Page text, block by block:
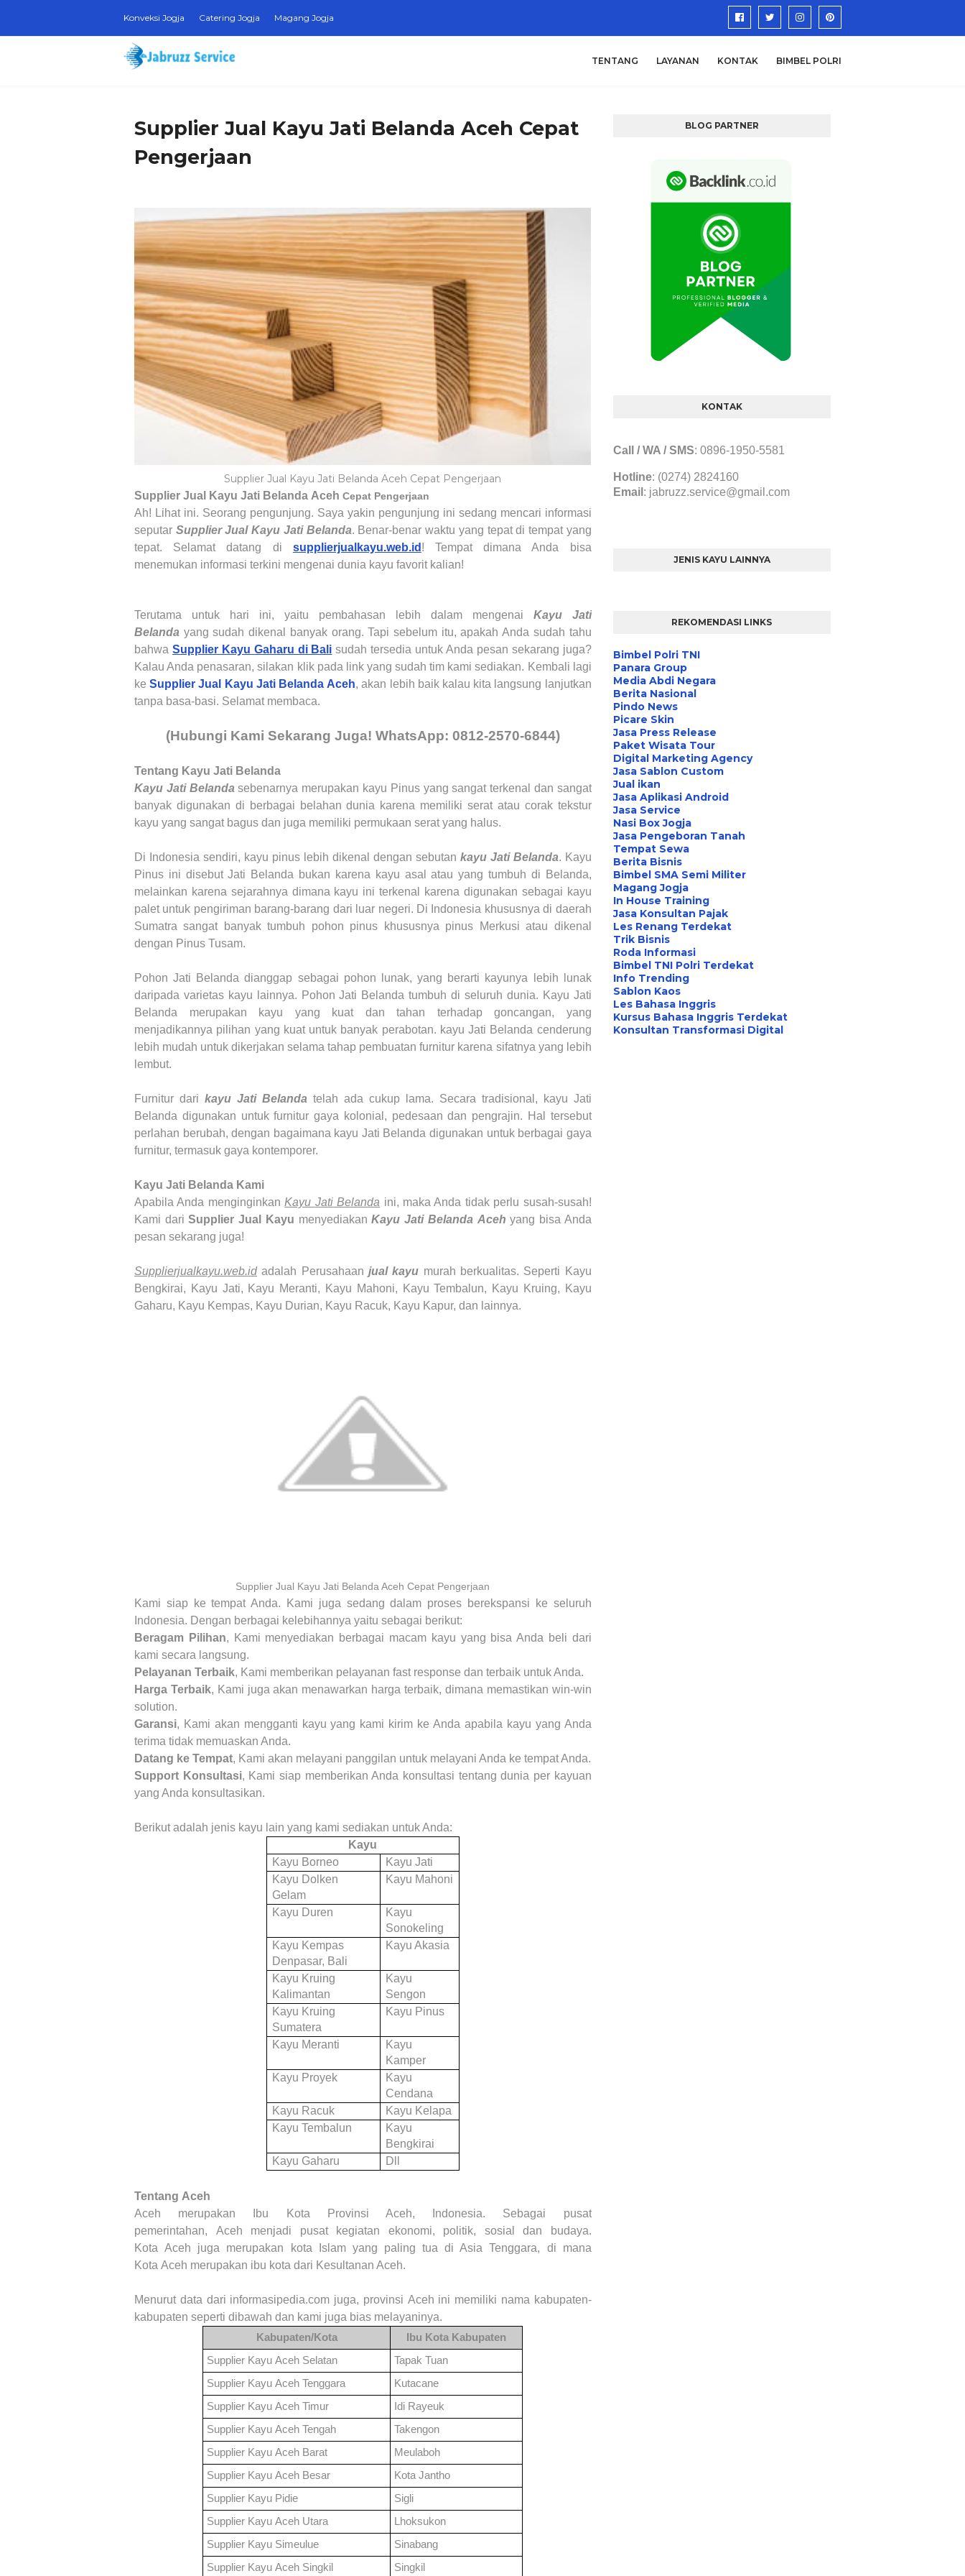
Konveksi Jogja Catering Jogja Magang Jogja
TENTANG LAYANAN KONTAK BIMBEL POLRI
Supplier Jual Kayu Jati Belanda Aceh Cepat
Pengerjaan
Supplier Jual Kayu Jati Belanda Aceh Cepat Pengerjaan
Supplier Jual Kayu Jati Belanda Aceh Cepat Pengerjaan
Ah! Lihat ini. Seorang pengunjung. Saya yakin pengunjung ini sedang mencari informasi
seputar Supplier Jual Kayu Jati Belanda. Benar-benar waktu yang tepat di tempat yang
tepat. Selamat datang di supplierjualkayu.web.id ! Tempat dimana Anda bisa
menemukan informasi terkini mengenai dunia kayu favorit kalian!
Terutama untuk hari ini, yaitu pembahasan lebih dalam mengenai Kayu Jati
Belanda yang sudah dikenal banyak orang. Tapi sebelum itu, apakah Anda sudah tahu
bahwa Supplier Kayu Gaharu di Bali sudah tersedia untuk Anda pesan sekarang juga?
Kalau Anda penasaran, silakan klik pada link yang sudah tim kami sediakan. Kembali lagi
keSupplier Jual Kayu Jati Belanda Aceh, akan lebih baik kalau kita langsung lanjutkan
tanpa basa-basi. Selamat membaca.
(Hubungi Kami Sekarang Juga! WhatsApp: 0812-2570-6844)
Tentang Kayu Jati Belanda
Kayu Jati Belandasebenarnya merupakan kayu Pinus yang sangat terkenal dan sangat
banyak digunakan di berbagai belahan dunia karena memiliki serat atau corak tekstur
kayu yang sangat bagus dan juga memiliki permukaan serat yang halus.
Di Indonesia sendiri, kayu pinus lebih dikenal dengan sebutan kayu Jati Belanda. Kayu
Pinus ini disebut Jati Belanda bukan karena kayu asal atau yang tumbuh di Belanda,
melainkan karena sejarahnya dimana kayu ini terkenal karena digunakan sebagai kayu
palet untuk pengiriman barang-barang dari luar negeri. Di Indonesia khususnya di daerah
Sumatra sangat banyak tumbuh pohon pinus khususnya pinus Merkusi atau dikenal
dengan Pinus Tusam.
Pohon Jati Belanda dianggap sebagai pohon lunak, yang berarti kayunya lebih lunak
daripada varietas kayu lainnya. Pohon Jati Belanda tumbuh di seluruh dunia. Kayu Jati
Belanda merupakan kayu yang kuat dan tahan terhadap goncangan, yang
menjadikannya pilihan yang kuat untuk banyak perabotan. kayu Jati Belanda cenderung
lebih mudah untuk dikerjakan selama tahap pembuatan furnitur karena sifatnya yang lebih
lembut.
Furnitur dari kayu Jati Belanda telah ada cukup lama. Secara tradisional, kayu Jati
Belanda digunakan untuk furnitur gaya kolonial, pedesaan dan pengrajin. Hal tersebut
perlahan berubah, dengan bagaimana kayu Jati Belanda digunakan untuk berbagai gaya
furnitur, termasuk gaya kontemporer.
Kayu Jati Belanda Kami
Apabila Anda menginginkanKayu Jati Belanda ini, maka Anda tidak perlu susah-susah!
Kami dariSupplier Jual Kayu menyediakanKayu Jati Belanda Acehyang bisa Anda
pesan sekarang juga!
Supplierjualkayu.web.idadalah Perusahaan jual kayu murah berkualitas. Seperti Kayu
Bengkirai, Kayu Jati, Kayu Meranti, Kayu Mahoni, Kayu Tembalun, Kayu Kruing, Kayu
Gaharu, Kayu Kempas, Kayu Durian, Kayu Racuk, Kayu Kapur, dan lainnya.
Supplier Jual Kayu Jati Belanda Aceh Cepat Pengerjaan
Kami siap ke tempat Anda. Kami juga sedang dalam proses berekspansi ke seluruh
Indonesia. Dengan berbagai kelebihannya yaitu sebagai berikut:
Beragam Pilihan, Kami menyediakan berbagai macam kayu yang bisa Anda beli dari
kami secara langsung.
Pelayanan Terbaik, Kami memberikan pelayanan fast response dan terbaik untuk Anda.
Harga Terbaik, Kami juga akan menawarkan harga terbaik, dimana memastikan win-win
solution.
Garansi, Kami akan mengganti kayu yang kami kirim ke Anda apabila kayu yang Anda
terima tidak memuaskan Anda.
Datang ke Tempat, Kami akan melayani panggilan untuk melayani Anda ke tempat Anda.
Support Konsultasi, Kami siap memberikan Anda konsultasi tentang dunia per kayuan
yang Anda konsultasikan.
Berikut adalah jenis kayu lain yang kami sediakan untuk Anda:
Kayu
Kayu Borneo
Kayu Jati
Kayu Dolken
Gelam
Kayu Mahoni
Kayu Duren
Kayu
Sonokeling
Kayu Kempas
Denpasar, Bali
Kayu Akasia
Kayu Kruing
Kalimantan
Kayu
Sengon
Kayu Kruing
Sumatera
Kayu Pinus
Kayu Meranti
Kayu
Kamper
Kayu Proyek
Kayu
Cendana
Kayu Racuk
Kayu Kelapa
Kayu Tembalun
Kayu
Bengkirai
Kayu Gaharu
Dll
Tentang Aceh
Aceh
merupakan Ibu Kota Provinsi Aceh, Indonesia. Sebagai pusat
pemerintahan, Aceh menjadi pusat kegiatan ekonomi, politik, sosial dan budaya.
KotaAceh juga merupakan kota Islam yang paling tua di Asia Tenggara, di mana
Kota Aceh merupakan ibu kota dari Kesultanan Aceh.
Menurut data dari informasipedia.com juga, provinsi Aceh ini memiliki nama kabupaten-
kabupaten seperti dibawah dan kami juga bias melayaninya.
Kabupaten/Kota
Ibu Kota Kabupaten
Supplier KayuAceh Selatan
Tapak Tuan
Supplier KayuAceh Tenggara
Kutacane
Supplier KayuAceh Timur
Idi Rayeuk
Supplier KayuAceh Tengah
Takengon
Supplier KayuAceh Barat
Meulaboh
Supplier KayuAceh Besar
Kota Jantho
Supplier Kayu Pidie
Sigli
Supplier KayuAceh Utara
Lhoksukon
Supplier Kayu Simeulue
Sinabang
Supplier KayuAceh Singkil Singkil
BLOG PARTNER
KONTAK
Call / WA / SMS: 0896-1950-5581
Hotline: (0274) 2824160
Email : jabruzz.service@gmail.com
JENIS KAYU LAINNYA
REKOMENDASI LINKS
Bimbel Polri TNI
Panara Group
Media Abdi Negara
Berita Nasional
Pindo News
Picare Skin
Jasa Press Release
Paket Wisata Tour
Digital Marketing Agency
Jasa Sablon Custom
Jual ikan
Jasa Aplikasi Android
Jasa Service
Nasi Box Jogja
Jasa Pengeboran Tanah
Tempat Sewa
Berita Bisnis
Bimbel SMA Semi Militer
Magang Jogja
In House Training
Jasa Konsultan Pajak
Les Renang Terdekat
Trik Bisnis
Roda Informasi
Bimbel TNI Polri Terdekat
Info Trending
Sablon Kaos
Les Bahasa Inggris
Kursus Bahasa Inggris Terdekat
Konsultan Transformasi Digital